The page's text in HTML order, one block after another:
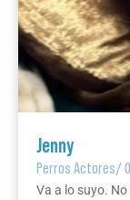
Jenny
Perros Actores/
Va a lo suyo.